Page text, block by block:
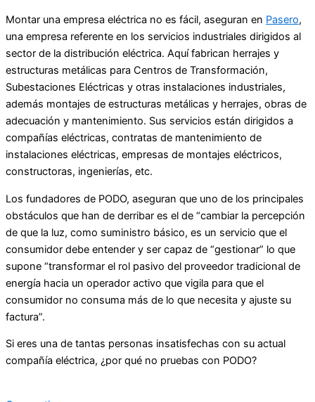
Montar una empresa eléctrica no es fácil, aseguran en Pasero,
una empresa referente en los servicios industriales dirigidos al
sector de la distribución eléctrica. Aquí fabrican herrajes y
estructuras metálicas para Centros de Transformación,
Subestaciones Eléctricas y otras instalaciones industriales,
además montajes de estructuras metálicas y herrajes, obras de
adecuación y mantenimiento. Sus servicios están dirigidos a
compañías eléctricas, contratas de mantenimiento de
instalaciones eléctricas, empresas de montajes eléctricos,
constructoras, ingenierías, etc.
Los fundadores de PODO, aseguran que uno de los principales
obstáculos que han de derribar es el de “cambiar la percepción
de que la luz, como suministro básico, es un servicio que el
consumidor debe entender y ser capaz de “gestionar” lo que
supone “transformar el rol pasivo del proveedor tradicional de
energía hacia un operador activo que vigila para que el
consumidor no consuma más de lo que necesita y ajuste su
factura”.
Si eres una de tantas personas insatisfechas con su actual
compañía eléctrica, ¿por qué no pruebas con PODO?